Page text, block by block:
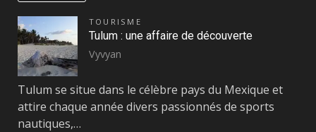
TOURISME
Tulum : une affaire de découverte
Vyvyan
Tulum se situe dans le célèbre pays du Mexique et
attire chaque année divers passionnés de sports
nautiques,…